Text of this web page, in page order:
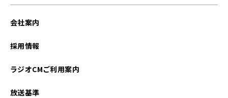
会社案内
採用情報
ラジオCMご利用案内
放送基準